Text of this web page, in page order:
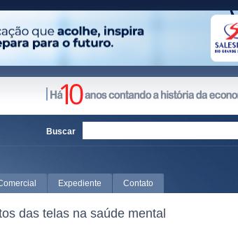
Buscar
Expediente Contato
das telas na saúde mental